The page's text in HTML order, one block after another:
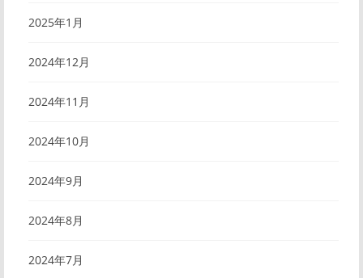
2025年1月
2024年12月
2024年11月
2024年10月
2024年9月
2024年8月
2024年7月